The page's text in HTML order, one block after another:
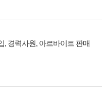
, 경력사원, 아르바이트 판매